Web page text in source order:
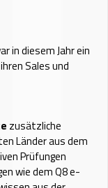
in diesem Jahr ein
Sales und
zusätzliche
Länder aus dem
Prüfungen
wie dem Q8 e-